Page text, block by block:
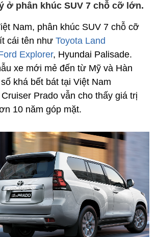
ở phân khúc SUV 7 chỗ cỡ lớn.
Nam, phân khúc SUV 7 chỗ cỡ
cái tên như Toyota Land
Explorer, Hyundai Palisade.
xe mới mẻ đến từ Mỹ và Hàn
khá bết bát tại Việt Nam
Prado vẫn cho thấy giá trị
10 năm góp mặt.